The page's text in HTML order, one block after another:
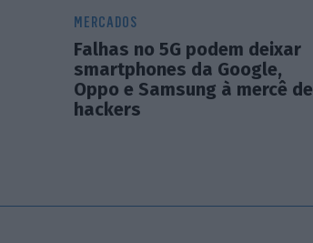
MERCADOS
Falhas no 5G podem deixar
smartphones da Google,
Oppo e Samsung à mercê de
hackers